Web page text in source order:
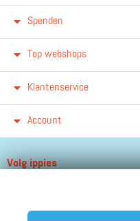
Spenden
Top webshops
Klantenservice
Account
Volg ippies